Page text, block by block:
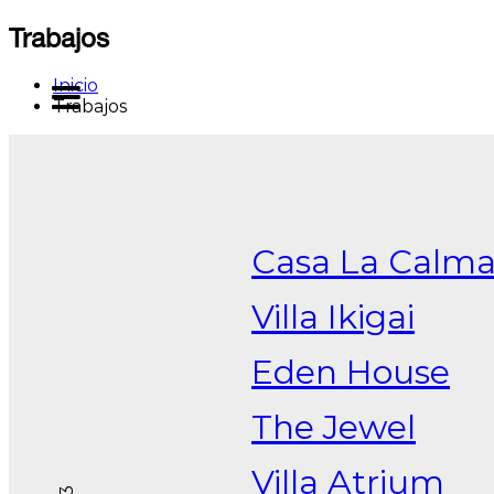
Saltar
al
contenido
Trabajos
Inicio
Trabajos
Casa La
Villa Ikigai
Eden House
The Jewel
Villa Atrium
MENU